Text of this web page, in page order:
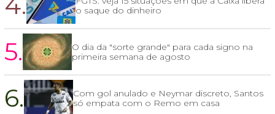
o saque do dinheiro
5.
O dia da "sorte grande" para cada signo na
primeira semana de agosto
6.
Com gol anulado e Neymar discreto, Santos
só empata com o Remo em casa